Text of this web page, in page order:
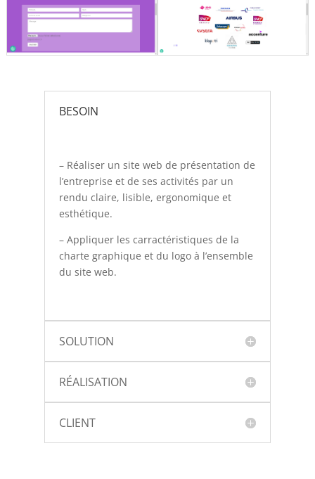
BESOIN
– Réaliser un site web de présentation de
l’entreprise et de ses activités par un
rendu claire, lisible, ergonomique et
esthétique.
– Appliquer les carractéristiques de la
charte graphique et du logo à l’ensemble
du site web.
SOLUTION
RÉALISATION
CLIENT